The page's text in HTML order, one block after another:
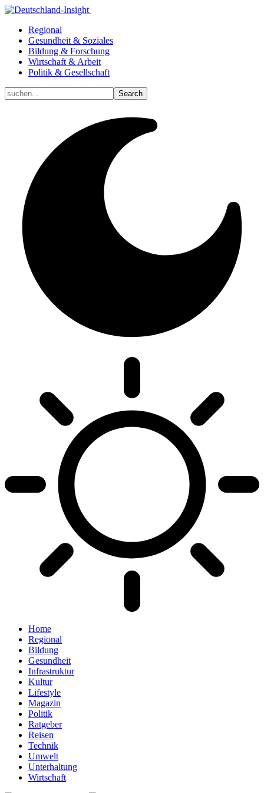
Regional
Gesundheit & Soziales
Bildung & Forschung
Wirtschaft & Arbeit
Politik & Gesellschaft
Home
Regional
Bildung
Gesundheit
Infrastruktur
Kultur
Lifestyle
Magazin
Politik
Ratgeber
Reisen
Technik
Umwelt
Unterhaltung
Wirtschaft